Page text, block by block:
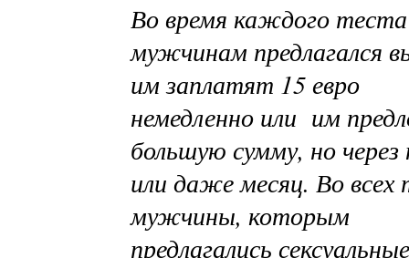
Во время каждого теста
мужчинам предлагался
им заплатят 15 евро
немедленно или им
большую сумму, но через
или даже месяц. Во всех
мужчины, которым
предлагались сексуальные